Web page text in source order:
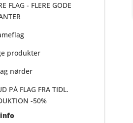
FLAG - FLERE GODE
produkter
nørder
PÅ FLAG FRA TIDL.
-50%